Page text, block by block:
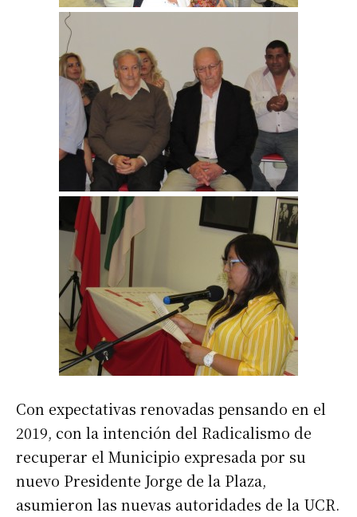
Con expectativas renovadas pensando en el
2019, con la intención del Radicalismo de
recuperar el Municipio expresada por su
nuevo Presidente Jorge de la Plaza,
asumieron las nuevas autoridades de la UCR.